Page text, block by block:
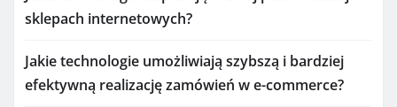
sklepach internetowych?
Jakie technologie umożliwiają szybszą i bardziej
efektywną realizację zamówień w e-commerce?